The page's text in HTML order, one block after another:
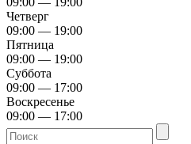
Четверг
09:00 — 19:00
Пятница
09:00 — 19:00
Суббота
09:00 — 17:00
Воскресенье
09:00 — 17:00